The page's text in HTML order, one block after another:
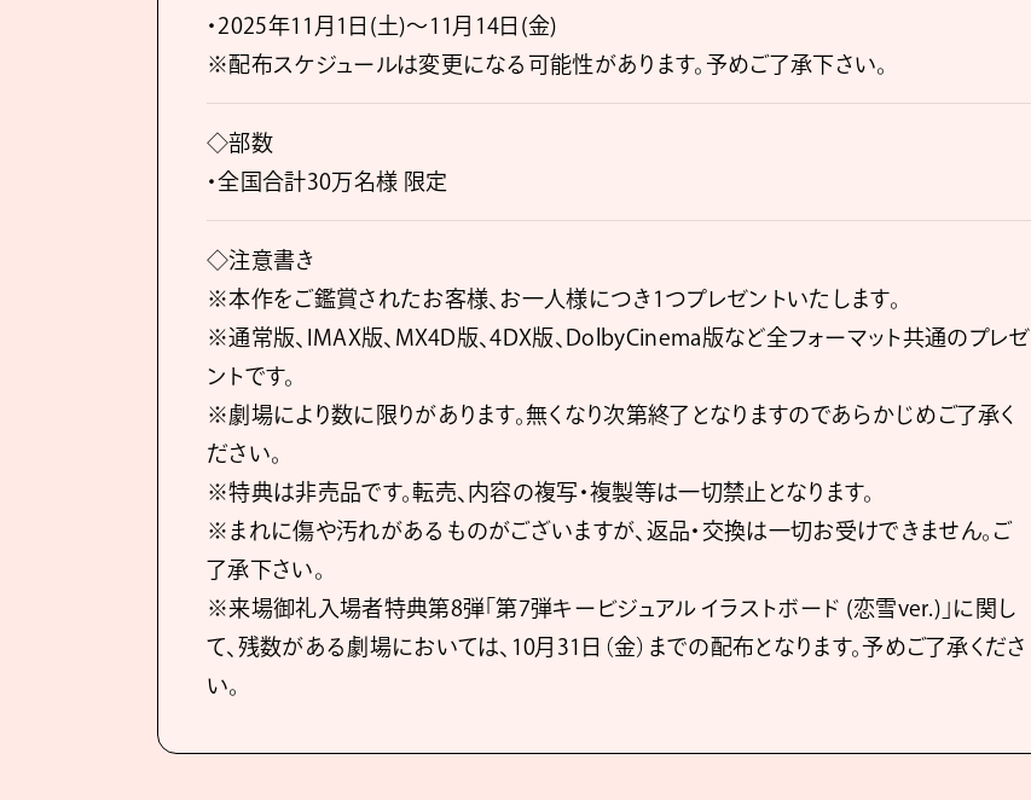
・2025年11月1日(土)～11月14日(金)
※配布スケジュールは変更になる可能性があります。予めご了承下さい。
◇部数
・全国合計30万名様 限定
◇注意書き
※本作をご鑑賞されたお客様、お一人様につき1つプレゼントいたします。
※通常版、IMAX版、MX4D版、4DX版、DolbyCinema版など全フォーマット共通のプレゼ
ントです。
※劇場により数に限りがあります。無くなり次第終了となりますのであらかじめご了承く
ださい。
※特典は非売品です。転売、内容の複写・複製等は一切禁止となります。
※まれに傷や汚れがあるものがございますが、返品・交換は一切お受けできません。ご
了承下さい。
※来場御礼入場者特典第8弾「第7弾キービジュアル イラストボード (恋雪ver.)」に関し
て、残数がある劇場においては、10月31日（金）までの配布となります。予めご了承くださ
い。